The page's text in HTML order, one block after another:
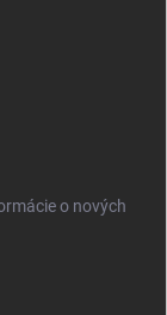
o nových